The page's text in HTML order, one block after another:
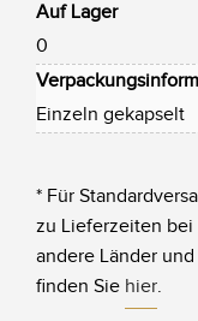
Auf Lager
0
Einzeln gekapselt
* Für
zu Lieferzeiten bei
andere Länder
finden Sie hier.